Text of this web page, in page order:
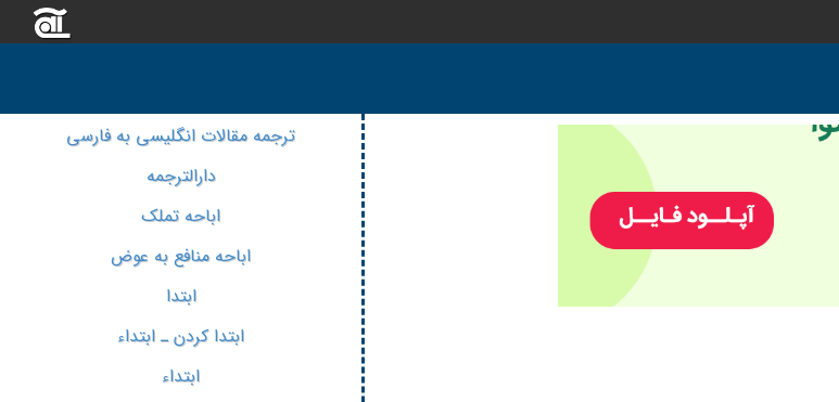
ترجمه مقالات انگلیسی به فارسی
دارالترجمه
اباحه تملک
اباحه منافع به عوض
ابتدا
ابتدا کردن ـ ابتداء
ابتداء